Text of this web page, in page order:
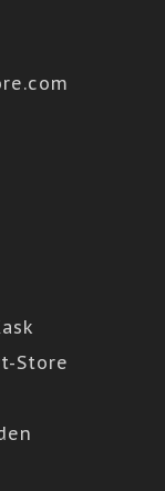
Store